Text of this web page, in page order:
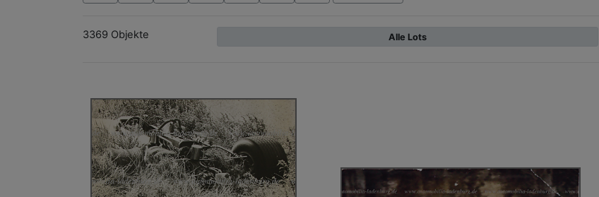
3369 Objekte Alle Lots